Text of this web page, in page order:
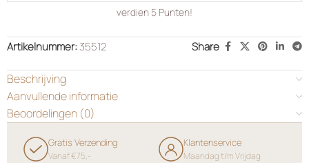
verdien 5 Punten!
Artikelnummer:35512 Share
Beschrijving
Aanvullende informatie
Beoordelingen (0)
Gratis Verzending
Vanaf €75,-
Klantenservice
Maandag t/m Vrijdag